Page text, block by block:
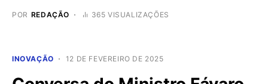
POR REDAÇÃO 365 VISUALIZAÇÕES
INOVAÇÃO 12 DE FEVEREIRO DE 2025